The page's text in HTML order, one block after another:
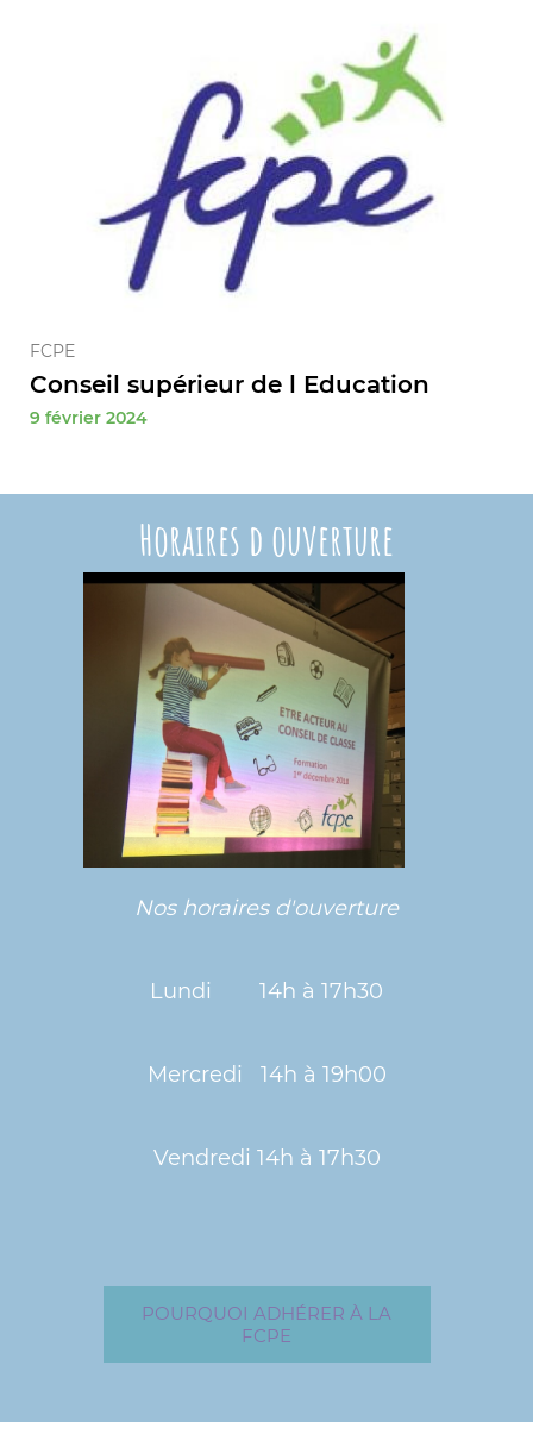
FCPE
Conseil supérieur de l Education
9 février 2024
Horaires d ouverture
Nos horaires d'ouverture
Lundi 14h à 17h30
Mercredi 14h à 19h00
Vendredi 14h à 17h30
POURQUOI ADHÉRER À LA
FCPE